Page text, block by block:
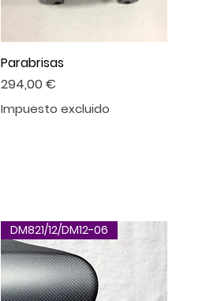
Parabrisas
Precio
294,00 €
Impuesto excluido
DM821/12/DM12-06